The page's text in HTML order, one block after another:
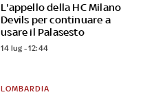
L'appello della HC Milano
Devils per continuare a
usare il Palasesto
14 lug - 12:44
LOMBARDIA